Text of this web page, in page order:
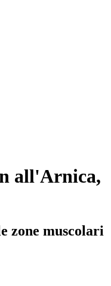
all'Arnica,
zone muscolari